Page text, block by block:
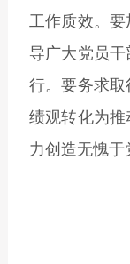
工作质效。要
导广大党员
行。要务求
绩观转化为
力创造无愧于